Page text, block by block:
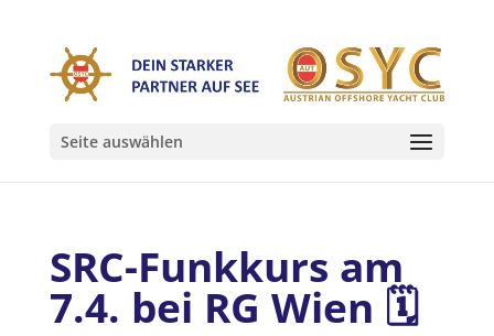
Seite auswählen
SRC-Funkkurs am
7.4. bei RG Wien 🗓